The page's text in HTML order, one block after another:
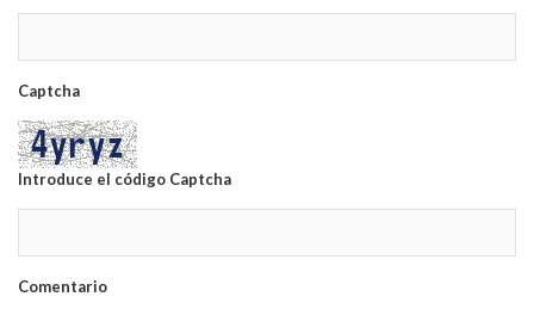
Captcha
Introduce el código Captcha
Comentario